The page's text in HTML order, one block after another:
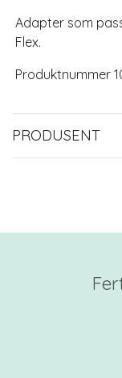
Adapter som
Flex.
Produktnummer
PRODUSENT